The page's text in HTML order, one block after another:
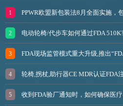
PPWR欧盟新包装法8月全面实施，
电动轮椅/代步车如何通过FDA
FDA现场监管模式重大升级,推出
轮椅,拐杖,助行器CE MDR认证FDA
收到FDA验厂通知时，如何确保医